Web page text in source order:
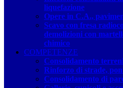
liquefazione
Opere in C.A.,
Scavo con fresa
demolizioni con
chimico
COMPETENZE
Consolidamento
Rinforzo di strade,
Consolidamento di